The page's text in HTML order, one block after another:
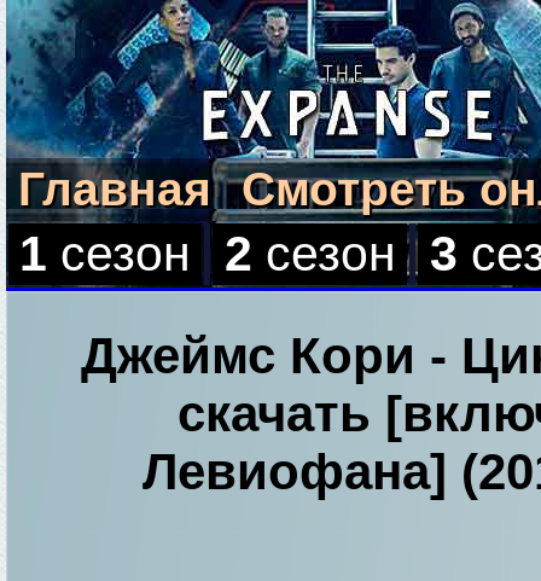
Главная Смотреть
1 сезон 2 сезон 3
Джеймс Кори -
скачать
Левиофана]